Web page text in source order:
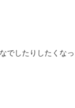
でしたりしたくなっ